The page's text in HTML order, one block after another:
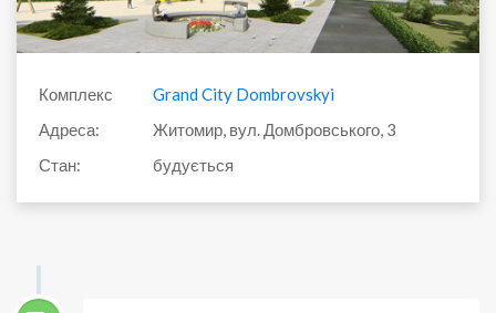
Комплекс
Grand City Dombrovskyi
Адреса:
Житомир, вул. Домбровського, 3
Стан:
будується